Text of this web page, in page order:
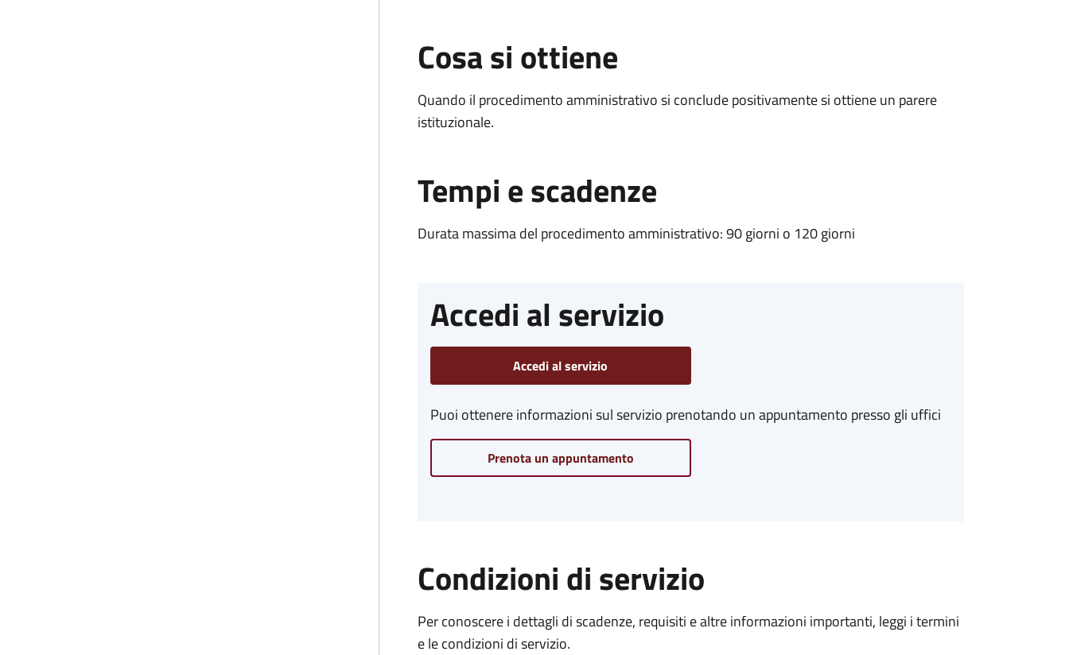
Cosa si ottiene
Quando il procedimento amministrativo si conclude positivamente si ottiene un parere
istituzionale.
Tempi e scadenze
Durata massima del procedimento amministrativo: 90 giorni o 120 giorni
Accedi al servizio
Accedi al servizio
Puoi ottenere informazioni sul servizio prenotando un appuntamento presso gli uffici
Prenota un appuntamento
Condizioni di servizio
Per conoscere i dettagli di scadenze, requisiti e altre informazioni importanti, leggi i termini
e le condizioni di servizio.